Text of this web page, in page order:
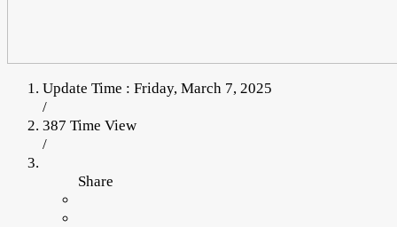
Update Time : Friday, March 7, 2025
/
387 Time View
/
Share